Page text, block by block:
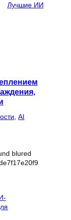
Лучшие ИИ
AI